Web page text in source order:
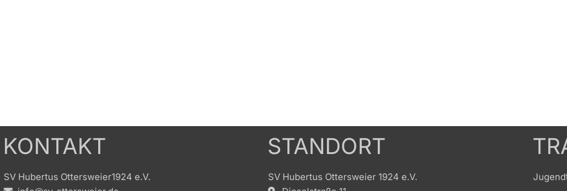
KONTAKT
SV Hubertus Ottersweier1924 e.V.
STANDORT
SV Hubertus Ottersweier 1924 e.V.